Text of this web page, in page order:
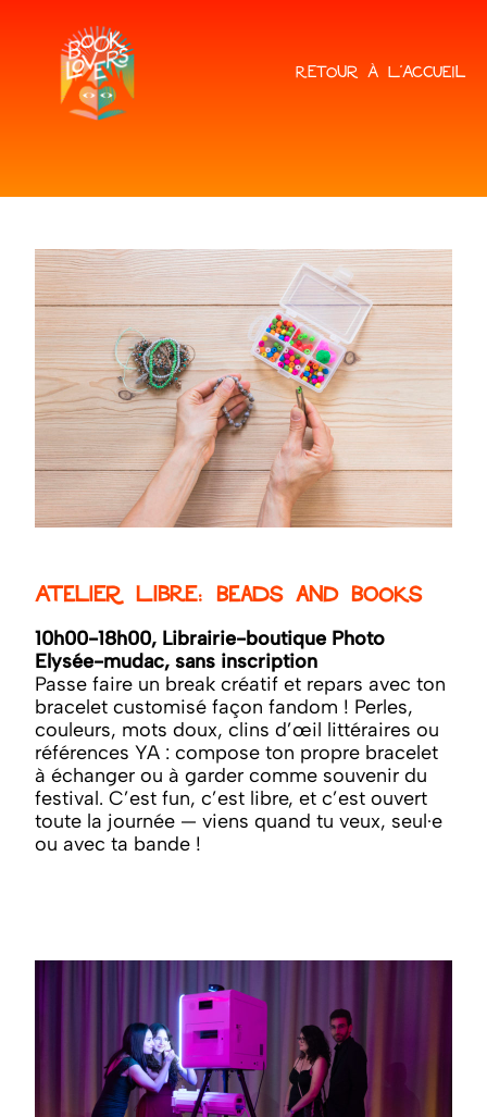
RETOUR À L'ACCUEIL
Atelier libre: Beads and Books
10h00-18h00, Librairie-boutique Photo
Elysée-mudac, sans inscription
Passe faire un break créatif et repars avec ton
bracelet customisé façon fandom ! Perles,
couleurs, mots doux, clins d’œil littéraires ou
références YA : compose ton propre bracelet
à échanger ou à garder comme souvenir du
festival. C’est fun, c’est libre, et c’est ouvert
toute la journée — viens quand tu veux, seul·e
ou avec ta bande !